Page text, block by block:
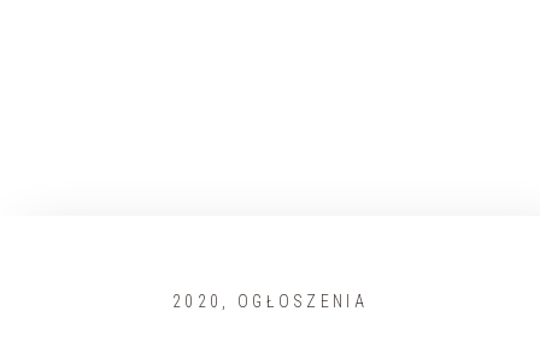
2020 OGŁOSZENIA